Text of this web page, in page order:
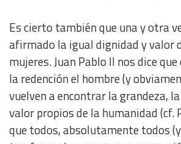
Es cierto también que una y otra
afirmado la igual dignidad y valor
mujeres. Juan Pablo II nos dice
la redención el hombre (y
vuelven a encontrar la grandeza,
valor propios de la humanidad (cf.
que todos, absolutamente todos